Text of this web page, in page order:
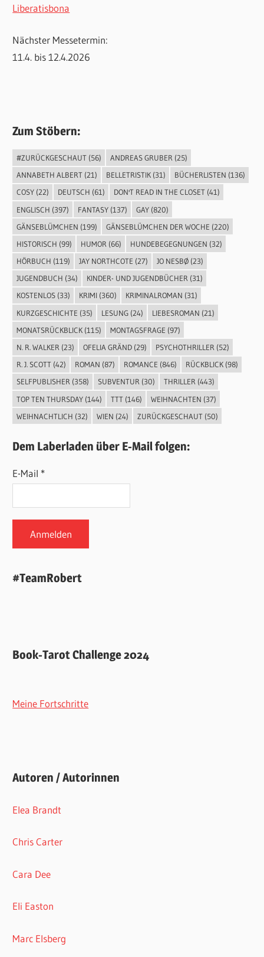
Liberatisbona
Nächster Messetermin:
11.4. bis 12.4.2026
Zum Stöbern:
#ZURÜCKGESCHAUT(56) ANDREAS GRUBER (25)
ANNABETH ALBERT(21) BELLETRISTIK(31) BÜCHERLISTEN (136)
COSY(22) DEUTSCH (61) DON'T READ IN THE CLOSET(41)
ENGLISCH (397) FANTASY(137) GAY(820)
GÄNSEBLÜMCHEN (199) GÄNSEBLÜMCHEN DER WOCHE (220)
HISTORISCH (99) HUMOR (66) HUNDEBEGEGNUNGEN (32)
HÖRBUCH (119) JAY NORTHCOTE (27) JO NESBØ(23)
JUGENDBUCH (34) KINDER- UND JUGENDBÜCHER(31)
KOSTENLOS(33) KRIMI(360) KRIMINALROMAN (31)
KURZGESCHICHTE (35) LESUNG(24) LIEBESROMAN (21)
MONATSRÜCKBLICK(115) MONTAGSFRAGE (97)
N. R. WALKER (23) OFELIA GRÄND(29) PSYCHOTHRILLER (52)
R. J. SCOTT(42) ROMAN (87) ROMANCE (846) RÜCKBLICK(98)
SELFPUBLISHER(358) SUBVENTUR(30) THRILLER(443)
TOP TEN THURSDAY(144) TTT(146) WEIHNACHTEN (37)
WEIHNACHTLICH (32) WIEN (24) ZURÜCKGESCHAUT(50)
Dem Laberladen über E-Mail folgen:
E-Mail *
#TeamRobert
Book-Tarot Challenge 2024
Meine Fortschritte
Autoren / Autorinnen
Elea Brandt
Chris Carter
Cara Dee
Eli Easton
Marc Elsberg